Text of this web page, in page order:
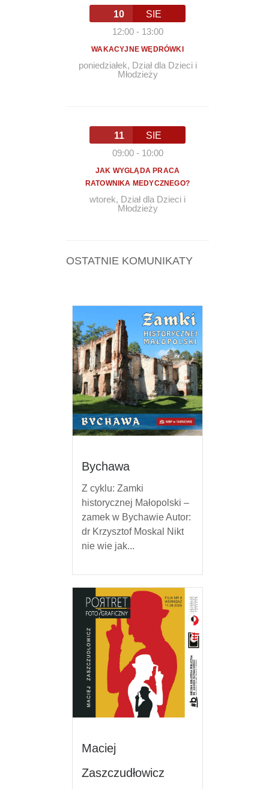
10
SIE
12:00- 13:00
WAKACYJNE WĘDRÓWKI
poniedziałek, Dział dla Dzieci i
Młodzieży
11
SIE
09:00- 10:00
JAK WYGLĄDA PRACA
RATOWNIKA MEDYCZNEGO?
wtorek, Dział dla Dzieci i
Młodzieży
OSTATNIE KOMUNIKATY
Bychawa
Z cyklu: Zamki
historycznej Małopolski –
zamek w Bychawie Autor:
dr Krzysztof Moskal Nikt
nie wie jak...
Maciej
Zaszczudłowicz